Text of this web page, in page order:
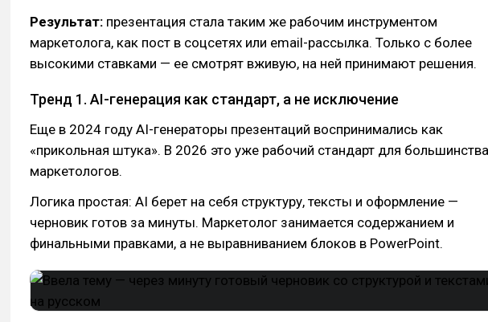
Результат: презентация стала таким же рабочим инструментом
маркетолога, как пост в соцсетях или email-рассылка. Только с более
высокими ставками — ее смотрят вживую, на ней принимают решения.
Тренд 1. AI-генерация как стандарт, а не исключение
Еще в 2024 году AI-генераторы презентаций воспринимались как
«прикольная штука». В 2026 это уже рабочий стандарт для большинства
маркетологов.
Логика простая: AI берет на себя структуру, тексты и оформление —
черновик готов за минуты. Маркетолог занимается содержанием и
финальными правками, а не выравниванием блоков в PowerPoint.